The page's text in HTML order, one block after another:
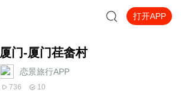
打开APP
厦门-厦门荏畲村
恋景旅行APP
736 10